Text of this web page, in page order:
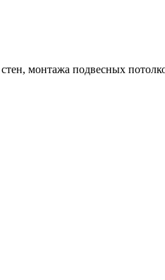
монтажа подвесных